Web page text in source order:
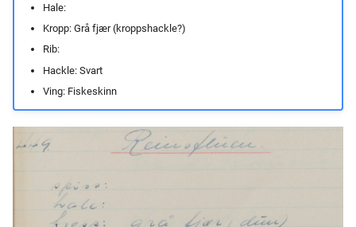
Hale:
Kropp: Grå fjær (kroppshackle?)
Rib:
Hackle: Svart
Ving: Fiskeskinn